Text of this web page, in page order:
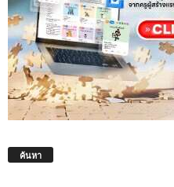
ค้นหา